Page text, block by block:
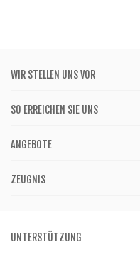
WIR STELLEN UNS VOR
SO ERREICHEN SIE UNS
ANGEBOTE
ZEUGNIS
UNTERSTÜTZUNG